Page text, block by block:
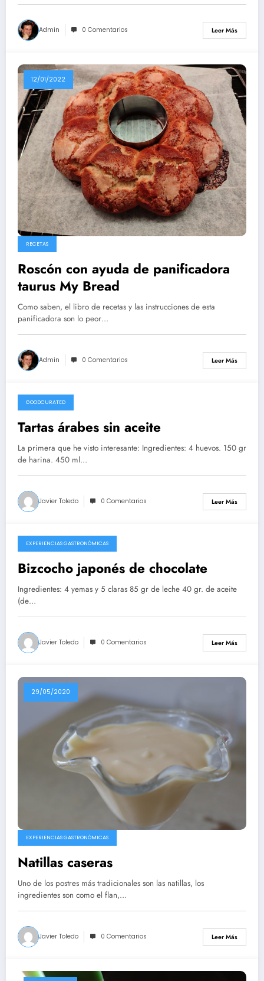
Admin 0 Comentarios Leer Más
12/01/2022
RECETAS
Roscón con ayuda de panificadora
taurus My Bread
Como saben, el libro de recetas y las instrucciones de esta
panificadora son lo peor…
Admin 0 Comentarios Leer Más
21/02/2021
GOODCURATED
Tartas árabes sin aceite
La primera que he visto interesante: Ingredientes: 4 huevos. 150 gr
de harina. 450 ml…
Javier Toledo 0 Comentarios Leer Más
10/08/2020
EXPERIENCIAS GASTRONÓMICAS
Bizcocho japonés de chocolate
Ingredientes: 4 yemas y 5 claras 85 gr de leche 40 gr. de aceite
(de…
Javier Toledo 0 Comentarios Leer Más
29/05/2020
EXPERIENCIAS GASTRONÓMICAS
Natillas caseras
Uno de los postres más tradicionales son las natillas, los
ingredientes son como el flan,…
Javier Toledo 0 Comentarios Leer Más